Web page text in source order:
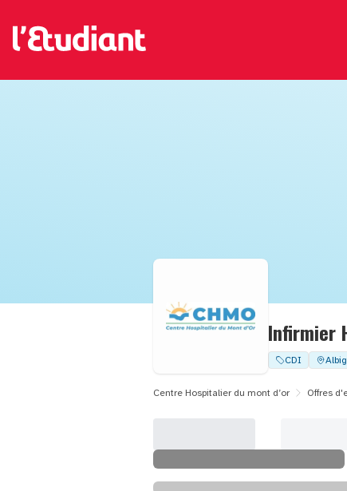
Infirmier
CDI
Centre Hospitalier du mont d’or Offres